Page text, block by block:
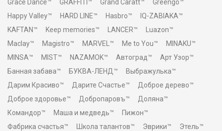
Grace Dance™ GRAFFITI™ Grand Caratt™
Greengo™
Happy Valley™
HARD LINE™ Hasbro™
IQ-ZABIAKA™
KAFTAN™
Keep memories™ LANCER™
Luazon™
Maclay™
Magistro™ MARVEL™ Me to You™
MINAKU™
MINSA™
MIST™ NAZAMOK™ Автоград™
Арт Узор™
Банная забава™
БУКВА-ЛЕНД™
Выбражулька™
Дарим Красиво™
Дарите Счастье™
Доброе дерево™
Доброе здоровье™
Добропаровъ™
Доляна™
Командор™
Маша и медведь™
Пижон™
Фабрика счастья™
Школа талантов™ Эврики™
Этель™